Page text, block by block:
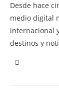
Desde hace
medio digital
internacional
destinos y